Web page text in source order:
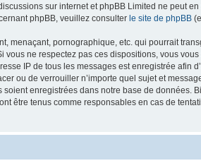
sur internet et phpBB Limited ne peut
phpBB, veuillez consulter le site de phpBB
menaçant, pornographique, etc. qui pourrait
ne respectez pas ces dispositions, vous
IP de tous les messages est enregistrée afin
ou de verrouiller n’importe quel sujet et
enregistrées dans notre base de données.
être tenus comme responsables en cas de